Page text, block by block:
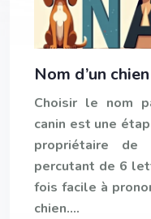
Nom d’un
Choisir le nom
canin est une
propriétaire
percutant de 6
fois facile à
chien….